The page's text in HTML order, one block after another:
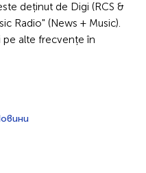
deținut de Digi (RCS &
Radio" (News + Music).
pe alte frecvențe în